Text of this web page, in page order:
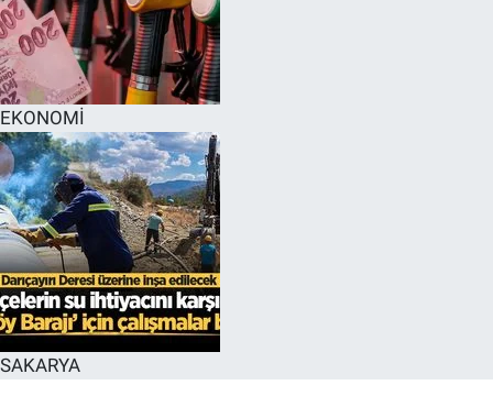
EKONOMİ
SAKARYA
EĞİTİM
MAGAZİN
ÖZEL HABER
HALK54 PANORAMA